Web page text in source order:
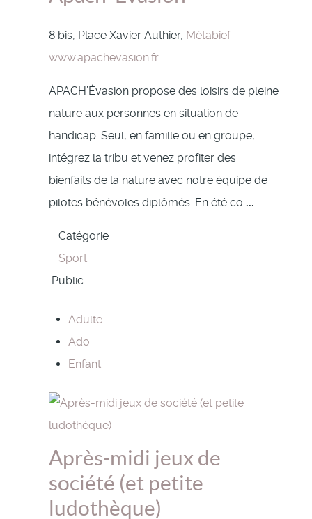
8 bis, Place Xavier Authier, Métabief
www.apachevasion.fr
APACH’Évasion propose des loisirs de pleine
nature aux personnes en situation de
handicap. Seul, en famille ou en groupe,
intégrez la tribu et venez profiter des
bienfaits de la nature avec notre équipe de
pilotes bénévoles diplômés. En été co ...
Catégorie
Sport
Public
Adulte
Ado
Enfant
Après-midi jeux de
société (et petite
ludothèque)